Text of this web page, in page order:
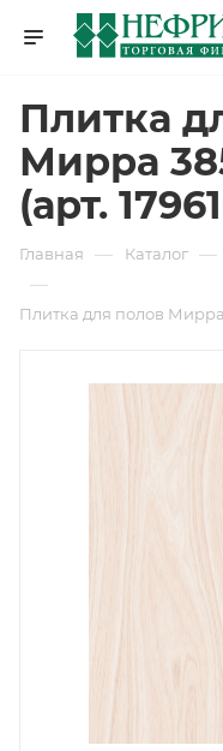
Плитка
Мирра
(арт.
Главная — Каталог —
—
Плитка для полов Мирра